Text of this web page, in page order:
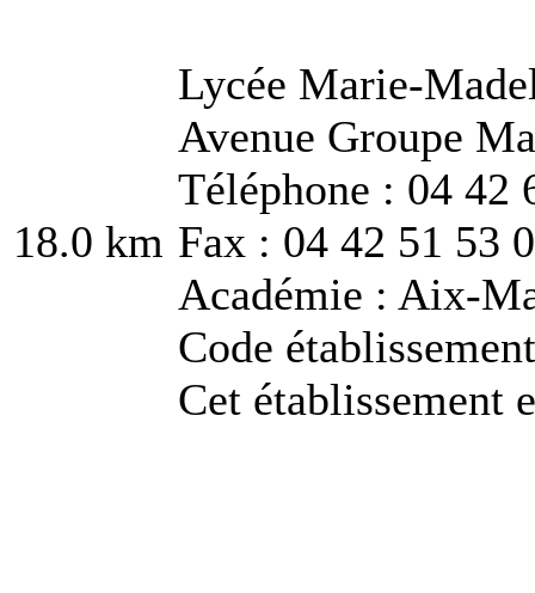
18.0 km
Lycée Marie-
Avenue Groupe
Téléphone : 04 42
Fax : 04 42 51 53
Académie : Aix-
Code
Cet établissement